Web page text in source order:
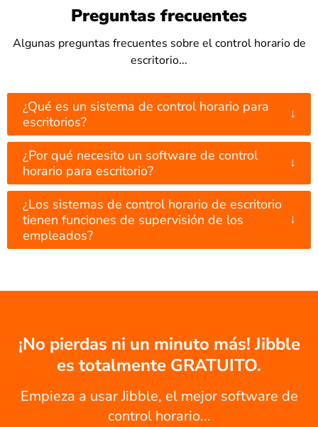
Preguntas frecuentes
Algunas preguntas frecuentes sobre el control horario de
escritorio...
¿Qué es un sistema de control horario para
escritorios?
↓
¿Por qué necesito un software de control
horario para escritorio?
↓
¿Los sistemas de control horario de escritorio
tienen funciones de supervisión de los
empleados?
↓
¡No pierdas ni un minuto más! Jibble
es totalmente GRATUITO.
Empieza a usar Jibble, el mejor software de
control horario...